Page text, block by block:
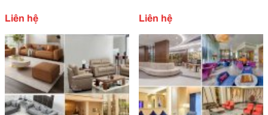
Liên hệ Liên hệ